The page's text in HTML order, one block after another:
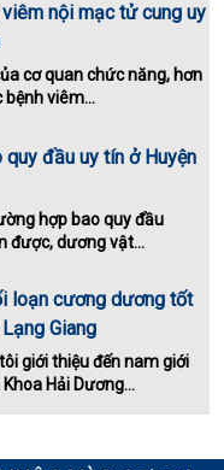
nội mạc tử cung uy
cơ quan chức năng, hơn
bệnh viêm...
đầu uy tín ở Huyện
hợp bao quy đầu
được, dương vật...
loạn cương dương tốt
Giang
giới thiệu đến nam giới
Hải Dương...